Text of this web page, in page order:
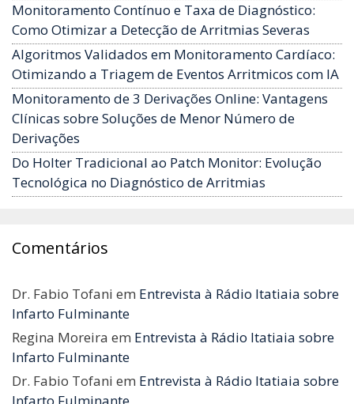
Monitoramento Contínuo e Taxa de Diagnóstico:
Como Otimizar a Detecção de Arritmias Severas
Algoritmos Validados em Monitoramento Cardíaco:
Otimizando a Triagem de Eventos Arritmicos com IA
Monitoramento de 3 Derivações Online: Vantagens
Clínicas sobre Soluções de Menor Número de
Derivações
Do Holter Tradicional ao Patch Monitor: Evolução
Tecnológica no Diagnóstico de Arritmias
Comentários
Dr. Fabio Tofani em Entrevista à Rádio Itatiaia sobre
Infarto Fulminante
Regina Moreira em Entrevista à Rádio Itatiaia sobre
Infarto Fulminante
Dr. Fabio Tofani em Entrevista à Rádio Itatiaia sobre